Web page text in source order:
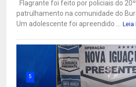
Flagrante foi feito por policiais do
patrulhamento na comunidade do
Um adolescente foi apreendido ...
Leia
5